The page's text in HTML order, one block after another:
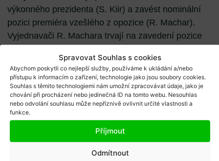
Spravovat Souhlas s cookies
Abychom poskytli co nejlepší služby, používáme k ukládání a/nebo
přístupu k informacím o zařízení, technologie jako jsou soubory cookies.
Souhlas s těmito technologiemi nám umožní zpracovávat údaje, jako je
chování při procházení nebo jedinečná ID na tomto webu. Nesouhlas
nebo odvolání souhlasu může nepříznivě ovlivnit určité vlastnosti a
funkce.
Příjmout
Odmítnout
výkonného prezidenta (S. Kiir) a zavést nominální
pozici premiéra vzešlého z opozice (R. Machar).
Vyjednavači R. Machara trvají na zavedení pozice
Jihosúdánci jsou vcelku zajedno v názoru, že funkci
je zcela zbytečné zavádět. Volby rozhodnou mezi
oběma soupeři a již předem je dáno, že vyhraje ten,
kdo má za sebou podporu silného etnického
uskupení (tedy spíše S. Kiir). Veřejně se „žongluje“
termínem konání všeobecných voleb (volební
komise uvádí datum 30. červen 2015). Situace na
jejich konání není zralá, vždyť cca 2,5 miliónu osob